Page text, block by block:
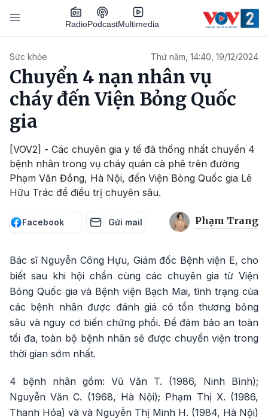
Nhảy đến nội dung
RadioPodcastMultimedia
Sức khỏe Thứ năm, 14:40, 19/12/2024
Chuyển 4 nạn nhân vụ
cháy đến Viện Bỏng Quốc
gia
[VOV2] - Các chuyên gia y tế đã thống nhất chuyển 4
bệnh nhân trong vụ cháy quán cà phê trên đường
Phạm Văn Đồng, Hà Nội, đến Viện Bỏng Quốc gia Lê
Hữu Trác để điều trị chuyên sâu.
Facebook Gửi mail Phạm Trang
Bác sĩ Nguyễn Công Hựu, Giám đốc Bệnh viện E, cho
biết sau khi hội chẩn cùng các chuyên gia từ Viện
Bỏng Quốc gia và Bệnh viện Bạch Mai, tình trạng của
các bệnh nhân được đánh giá có tổn thương bỏng
sâu và nguy cơ biến chứng phổi. Để đảm bảo an toàn
tối đa, toàn bộ bệnh nhân sẽ được chuyển viện trong
thời gian sớm nhất.
4 bệnh nhân gồm: Vũ Văn T. (1986, Ninh Bình);
Nguyễn Văn C. (1968, Hà Nội); Phạm Thị X. (1986,
Thanh Hóa) và và Nguyễn Thị Minh H. (1984, Hà Nội)